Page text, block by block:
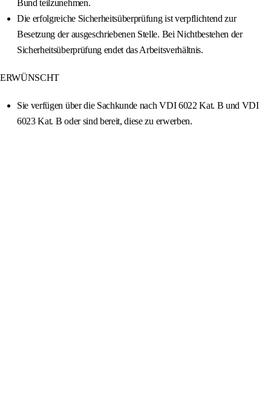
Bund teilzunehmen.
Die erfolgreiche Sicherheitsüberprüfung ist verpflichtend zur
Besetzung der ausgeschriebenen Stelle. Bei Nichtbestehen der
Sicherheitsüberprüfung endet das Arbeitsverhältnis.
ERWÜNSCHT
Sie verfügen über die Sachkunde nach VDI 6022 Kat. B und VDI
6023 Kat. B oder sind bereit, diese zu erwerben.